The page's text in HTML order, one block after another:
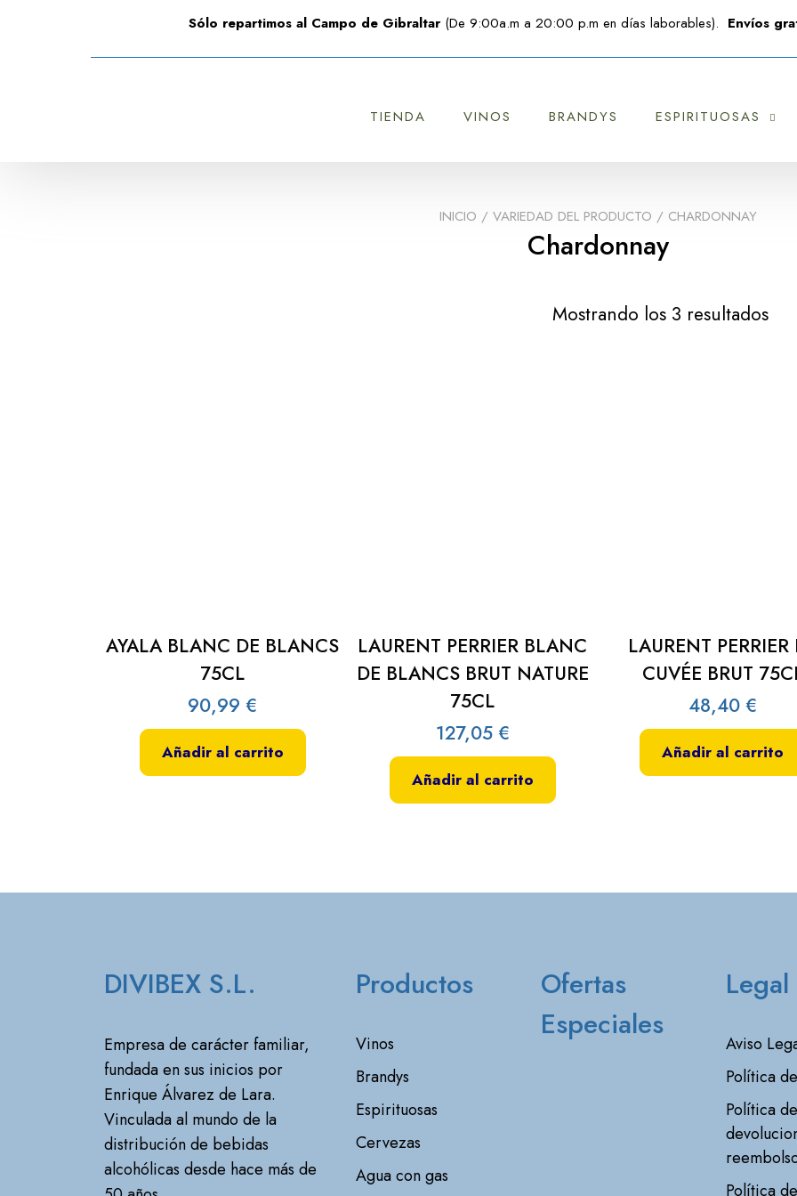
Sólo repartimos al Campo de Gibraltar (De 9:00a.m a 20:00 p.m en días laborables). Envíos
TIENDA VINOS BRANDYS ESPIRITUOSAS
INICIO / VARIEDAD DEL PRODUCTO / CHARDONNAY
Chardonnay
Mostrando los 3 resultados
AYALA BLANC DE BLANCS
75CL
90,99€
Añadir al carrito
LAURENT PERRIER BLANC
DE BLANCS BRUT NATURE
75CL
127,05 €
Añadir al carrito
LAURENT PERRIER
CUVÉE BRUT
48,40€
Añadir al carrito
DIVIBEX S.L.
Empresa de carácter familiar,
fundada en sus inicios por
Enrique Álvarez de Lara.
Vinculada al mundo de la
distribución de bebidas
alcohólicas desde hace más de
Productos
Vinos
Brandys
Espirituosas
Cervezas
Agua con gas
Ofertas
Especiales
Legal
Aviso
Política
Política de
Política